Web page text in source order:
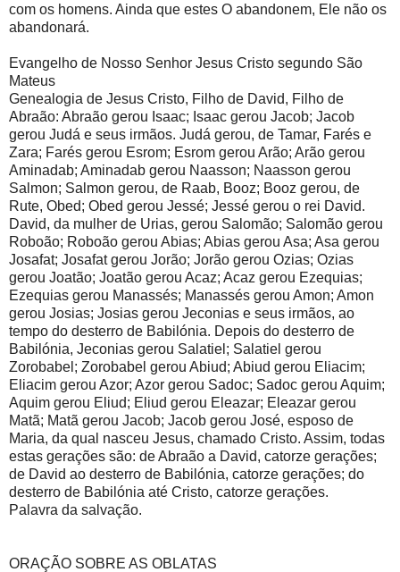
com os homens. Ainda que estes O abandonem, Ele não os
abandonará.
Evangelho de Nosso Senhor Jesus Cristo segundo São
Mateus
Genealogia de Jesus Cristo, Filho de David, Filho de
Abraão: Abraão gerou Isaac; Isaac gerou Jacob; Jacob
gerou Judá e seus irmãos. Judá gerou, de Tamar, Farés e
Zara; Farés gerou Esrom; Esrom gerou Arão; Arão gerou
Aminadab; Aminadab gerou Naasson; Naasson gerou
Salmon; Salmon gerou, de Raab, Booz; Booz gerou, de
Rute, Obed; Obed gerou Jessé; Jessé gerou o rei David.
David, da mulher de Urias, gerou Salomão; Salomão gerou
Roboão; Roboão gerou Abias; Abias gerou Asa; Asa gerou
Josafat; Josafat gerou Jorão; Jorão gerou Ozias; Ozias
gerou Joatão; Joatão gerou Acaz; Acaz gerou Ezequias;
Ezequias gerou Manassés; Manassés gerou Amon; Amon
gerou Josias; Josias gerou Jeconias e seus irmãos, ao
tempo do desterro de Babilónia. Depois do desterro de
Babilónia, Jeconias gerou Salatiel; Salatiel gerou
Zorobabel; Zorobabel gerou Abiud; Abiud gerou Eliacim;
Eliacim gerou Azor; Azor gerou Sadoc; Sadoc gerou Aquim;
Aquim gerou Eliud; Eliud gerou Eleazar; Eleazar gerou
Matã; Matã gerou Jacob; Jacob gerou José, esposo de
Maria, da qual nasceu Jesus, chamado Cristo. Assim, todas
estas gerações são: de Abraão a David, catorze gerações;
de David ao desterro de Babilónia, catorze gerações; do
desterro de Babilónia até Cristo, catorze gerações.
Palavra da salvação.
ORAÇÃO SOBRE AS OBLATAS